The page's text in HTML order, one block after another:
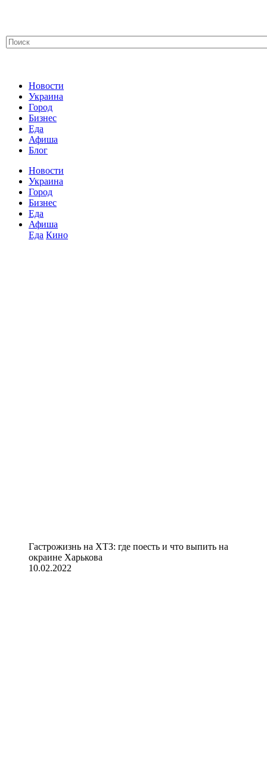
Новости
Украина
Город
Бизнес
Еда
Афиша
Блог
Новости
Украина
Город
Бизнес
Еда
Афиша
Еда Кино
Гастрожизнь на ХТЗ: где поесть и что выпить на
окраине Харькова
10.02.2022